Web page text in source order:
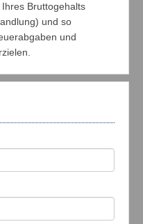
Bruttogehalts
und so
und